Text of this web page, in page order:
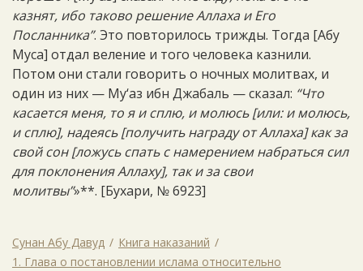
казнят, ибо таково решение Аллаха и Его
Посланника”. Это повторилось трижды. Тогда [Абу
Муса] отдал веление и того человека казнили.
Потом они стали говорить о ночных молитвах, и
один из них — Му‘аз ибн Джабаль — сказал: “Что
касается меня, то я и сплю, и молюсь [или: и молюсь,
и сплю], надеясь [получить награду от Аллаха] как за
свой сон [ложусь спать с намерением набраться сил
для поклонения Аллаху], так и за свои
молитвы”»**. [Бухари, № 6923]
Сунан Абу Давуд
Книга наказаний
1. Глава о постановлении ислама относительно